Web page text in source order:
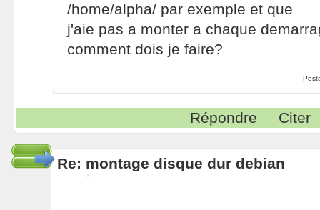
/home/alpha/ par exemple et que
j'aie pas a monter a chaque
comment dois je faire?
Répondre Citer
Re: montage disque dur debian